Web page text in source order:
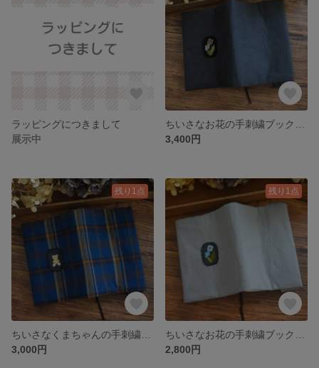
ラッピングにつきまして
展示中
3,400円
残り1点
3,000円
残り1点
2,800円